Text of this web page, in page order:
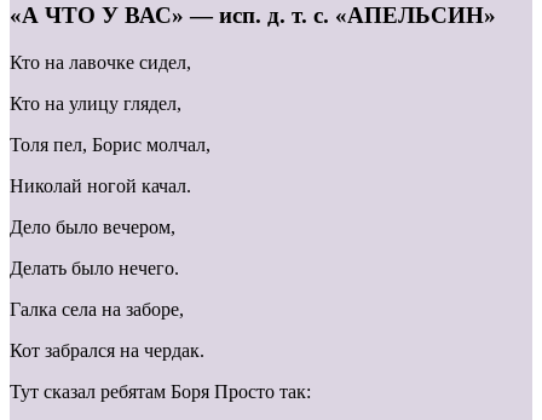
«А ЧТО У ВАС» — исп. д. т. с. «АПЕЛЬСИН»
Кто на лавочке сидел,
Кто на улицу глядел,
Толя пел, Борис молчал,
Николай ногой качал.
Дело было вечером,
Делать было нечего.
Галка села на заборе,
Кот забрался на чердак.
Тут сказал ребятам Боря Просто так: